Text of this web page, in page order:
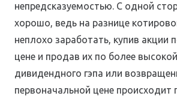
непредсказуемостью. С одной
хорошо, ведь на разнице
неплохо заработать, купив акции
цене и продав их по более
дивидендного гэпа или
первоначальной цене происходит